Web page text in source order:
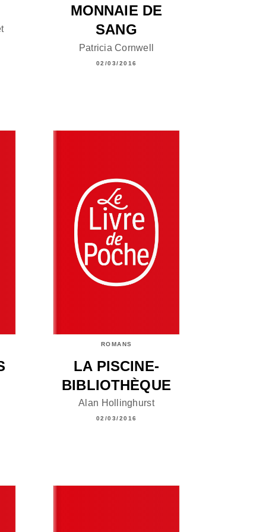
MONNAIE DE
SANG
Patricia Cornwell
02/03/2016
ROMANS
LA PISCINE-
BIBLIOTHÈQUE
Alan Hollinghurst
02/03/2016